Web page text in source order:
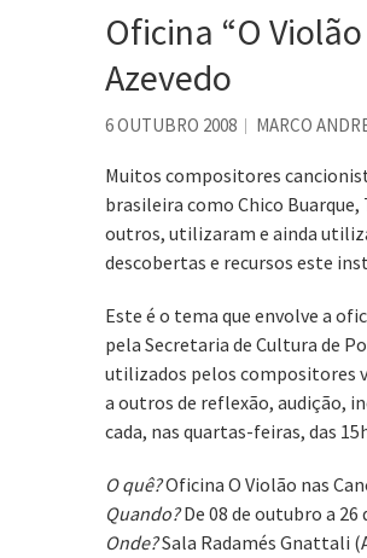
A
Oficina “O
Azevedo
6 OUTUBRO 2008 MARCO
Muitos compositores
brasileira como Chico
outros, utilizaram e ainda
descobertas e recursos este
Este é o tema que envolve a
pela Secretaria de Cultura de
utilizados pelos compositores
a outros de reflexão, audição,
cada, nas quartas-feiras, das
O quê?Oficina O Violão nas
Quando?De 08 de outubro a 26
Onde?Sala Radamés Gnattali